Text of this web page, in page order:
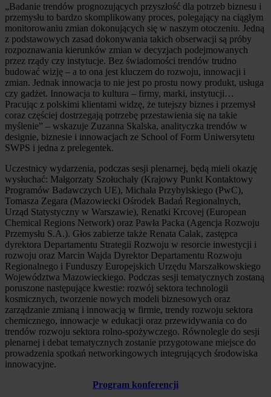
„Badanie trendów prognozujących przyszłość dla potrzeb biznesu i
przemysłu to bardzo skomplikowany proces, polegający na ciągłym
monitorowaniu zmian dokonujących się w naszym otoczeniu. Jedną
z podstawowych zasad dokonywania takich obserwacji są próby
rozpoznawania kierunków zmian w decyzjach podejmowanych
przez rządy czy instytucje. Bez świadomości trendów trudno
budować wizję – a to ona jest kluczem do rozwoju, innowacji i
zmian. Jednak innowacja to nie jest po prostu nowy produkt, usługa
czy gadżet. Innowacja to kultura – firmy, marki, instytucji…
Pracując z polskimi klientami widzę, że tutejszy biznes i przemysł
coraz częściej dostrzegają potrzebę przestawienia się na takie
myślenie” – wskazuje Zuzanna Skalska, analityczka trendów w
designie, biznesie i innowacjach ze School of Form Uniwersytetu
SWPS i jedna z prelegentek.
Uczestnicy wydarzenia, podczas sesji plenarnej, będą mieli okazję
wysłuchać: Małgorzaty Szołuchały (Krajowy Punkt Kontaktowy
Programów Badawczych UE), Michała Przybylskiego (PwC),
Tomasza Zegara (Mazowiecki Ośrodek Badań Regionalnych,
Urząd Statystyczny w Warszawie), Renatki Krcovej (European
Chemical Regions Network) oraz Pawła Packa (Agencja Rozwoju
Przemysłu S.A.). Głos zabierze także Renata Calak, zastępca
dyrektora Departamentu Strategii Rozwoju w resorcie inwestycji i
rozwoju oraz Marcin Wajda Dyrektor Departamentu Rozwoju
Regionalnego i Funduszy Europejskich Urzędu Marszałkowskiego
Województwa Mazowieckiego. Podczas sesji tematycznych zostaną
poruszone następujące kwestie: rozwój sektora technologii
kosmicznych, tworzenie nowych modeli biznesowych oraz
zarządzanie zmianą i innowacją w firmie, trendy rozwoju sektora
chemicznego, innowacje w edukacji oraz przewidywania co do
trendów rozwoju sektora rolno-spożywczego. Równolegle do sesji
plenarnej i debat tematycznych zostanie przygotowane miejsce do
prowadzenia spotkań networkingowych integrujących środowiska
innowacyjne.
Program konferencji